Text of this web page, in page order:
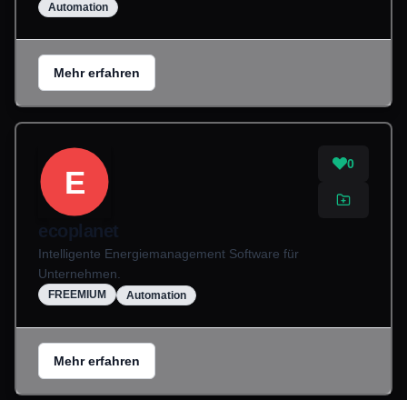
Automation
Mehr erfahren
E
0
ecoplanet
Intelligente Energiemanagement Software für
Unternehmen.
FREEMIUM Automation
Mehr erfahren